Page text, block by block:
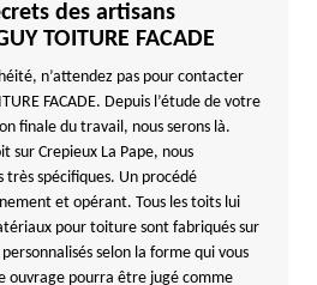
des artisans
TOITURE FACADE
n’attendez pas pour contacter
FACADE. Depuis l’étude de votre
finale du travail, nous serons là.
sur Crepieux La Pape, nous
très spécifiques. Un procédé
et opérant. Tous les toits lui
pour toiture sont fabriqués sur
selon la forme qui vous
ouvrage pourra être jugé comme